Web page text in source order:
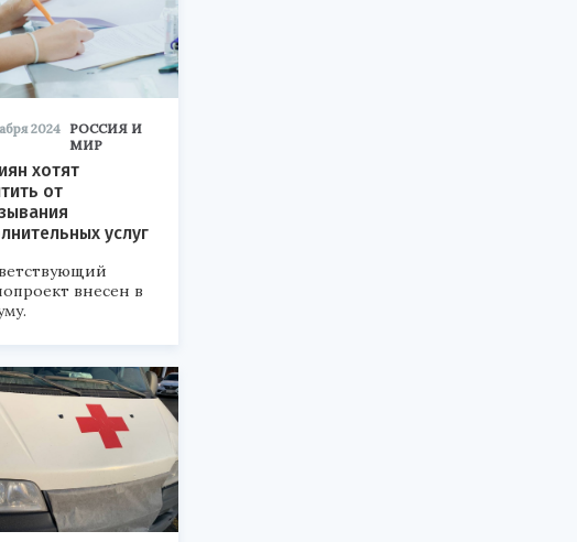
2024 РОССИЯ И
МИР
хотят
от
услуг
внесен в